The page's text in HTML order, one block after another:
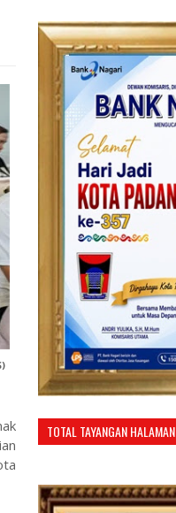
TOTAL TAYANGAN HALAMAN